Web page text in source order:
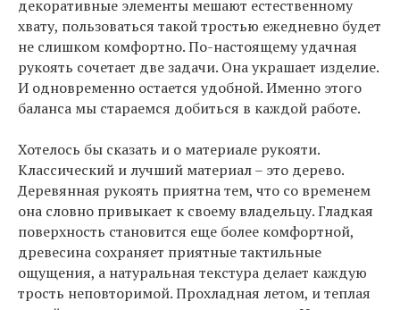
декоративные элементы мешают естественному
хвату, пользоваться такой тростью ежедневно будет
не слишком комфортно. По-настоящему удачная
рукоять сочетает две задачи. Она украшает изделие.
И одновременно остается удобной. Именно этого
баланса мы стараемся добиться в каждой работе.
Хотелось бы сказать и о материале рукояти.
Классический и лучший материал – это дерево.
Деревянная рукоять приятна тем, что со временем
она словно привыкает к своему владельцу. Гладкая
поверхность становится еще более комфортной,
древесина сохраняет приятные тактильные
ощущения, а натуральная текстура делает каждую
трость неповторимой. Прохладная летом, и теплая